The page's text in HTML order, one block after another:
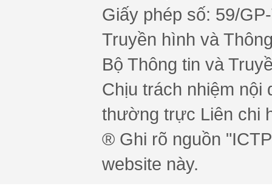
Giấy phép số: 59/
Truyền hình và
Bộ Thông tin và
Chịu trách nhiệm nội
thường trực Liên chi
® Ghi rõ nguồn
website này.